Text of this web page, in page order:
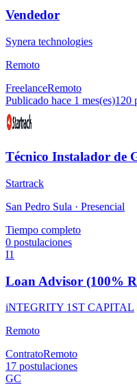
Vendedor
Synera technologies
Remoto
FreelanceRemoto
Publicado hace 1 mes(es)120
Técnico Instalador de
Startrack
San Pedro Sula · Presencial
Tiempo completo
0 postulaciones
I1
Loan Advisor (100%
iNTEGRITY 1ST CAPITAL
Remoto
ContratoRemoto
17 postulaciones
GC